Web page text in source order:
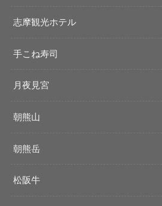
志摩観光ホテル
手こね寿司
月夜見宮
朝熊山
朝熊岳
松阪牛